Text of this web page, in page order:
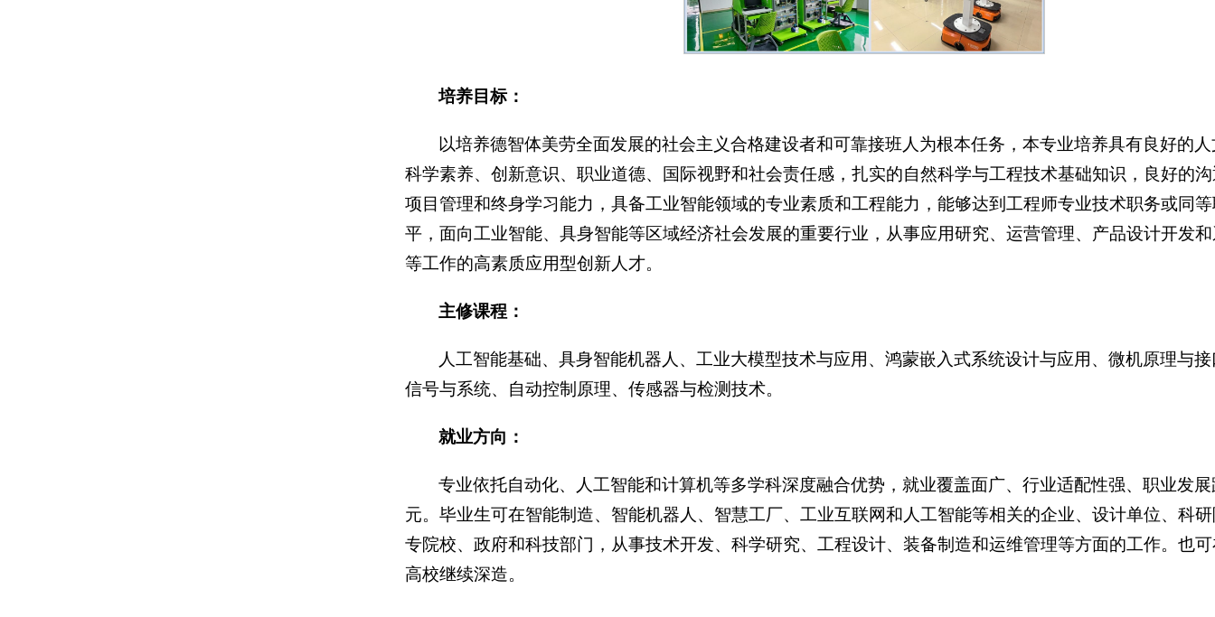
培养目标：
以培养德智体美劳全面发展的社会主义合格建设者和可靠接班人为根本任务，本专业培养具有良好的
科学素养、创新意识、职业道德、国际视野和社会责任感，扎实的自然科学与工程技术基础知识，良好的
项目管理和终身学习能力，具备工业智能领域的专业素质和工程能力，能够达到工程师专业技术职务或同
平，面向工业智能、具身智能等区域经济社会发展的重要行业，从事应用研究、运营管理、产品设计开发
等工作的高素质应用型创新人才。
主修课程：
人工智能基础、具身智能机器人、工业大模型技术与应用、鸿蒙嵌入式系统设计与应用、微机原理与
信号与系统、自动控制原理、传感器与检测技术。
就业方向：
专业依托自动化、人工智能和计算机等多学科深度融合优势，就业覆盖面广、行业适配性强、职业发
元。毕业生可在智能制造、智能机器人、智慧工厂、工业互联网和人工智能等相关的企业、设计单位、科
专院校、政府和科技部门，从事技术开发、科学研究、工程设计、装备制造和运维管理等方面的工作。也
高校继续深造。